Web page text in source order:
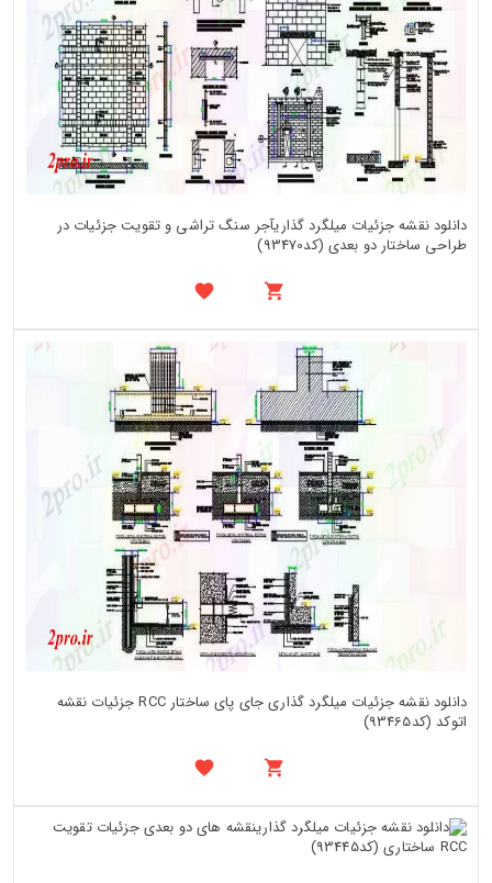
دانلود نقشه جزئیات میلگرد گذاریآجر سنگ تراشی و تقویت جزئیات در
طراحی ساختار دو بعدی (کد93470)
دانلود نقشه جزئیات میلگرد گذاری جای پای ساختار RCC جزئیات نقشه
اتوکد (کد93465)